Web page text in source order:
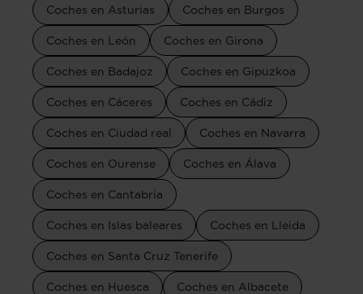
Coches en Asturias Coches en Burgos
Coches en León Coches en Girona
Coches en Badajoz Coches en Gipuzkoa
Coches en Cáceres Coches en Cádiz
Coches en Ciudad real Coches en Navarra
Coches en Ourense Coches en Álava
Coches en Cantabria
Coches en Islas baleares Coches en Lleida
Coches en Santa Cruz Tenerife
Coches en Huesca Coches en Albacete